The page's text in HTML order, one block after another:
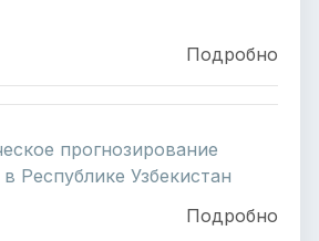
Подробно
прогнозирование
Республике Узбекистан
Подробно